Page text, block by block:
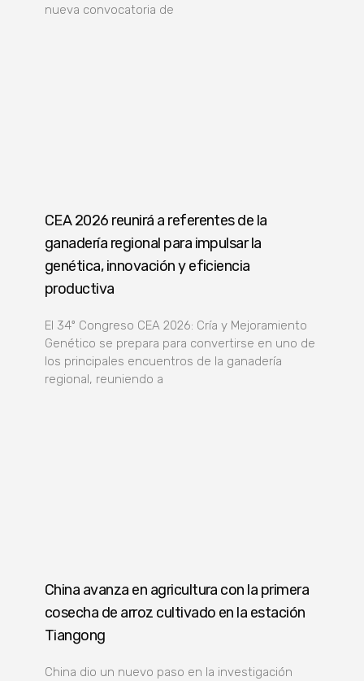
nueva convocatoria de
CEA 2026 reunirá a referentes de la
ganadería regional para impulsar la
genética, innovación y eficiencia
productiva
El 34º Congreso CEA 2026: Cría y Mejoramiento
Genético se prepara para convertirse en uno de
los principales encuentros de la ganadería
regional, reuniendo a
China avanza en agricultura con la primera
cosecha de arroz cultivado en la estación
Tiangong
China dio un nuevo paso en la investigación